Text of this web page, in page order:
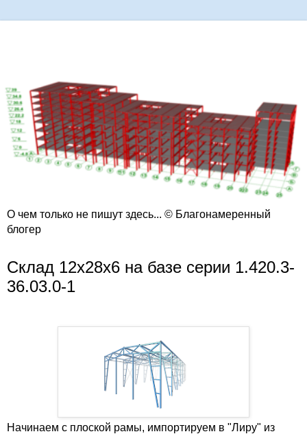
О чем только не пишут здесь... © Благонамеренный
блогер
Склад 12х28х6 на базе серии 1.420.3-
36.03.0-1
Начинаем с плоской рамы, импортируем в "Лиру" из